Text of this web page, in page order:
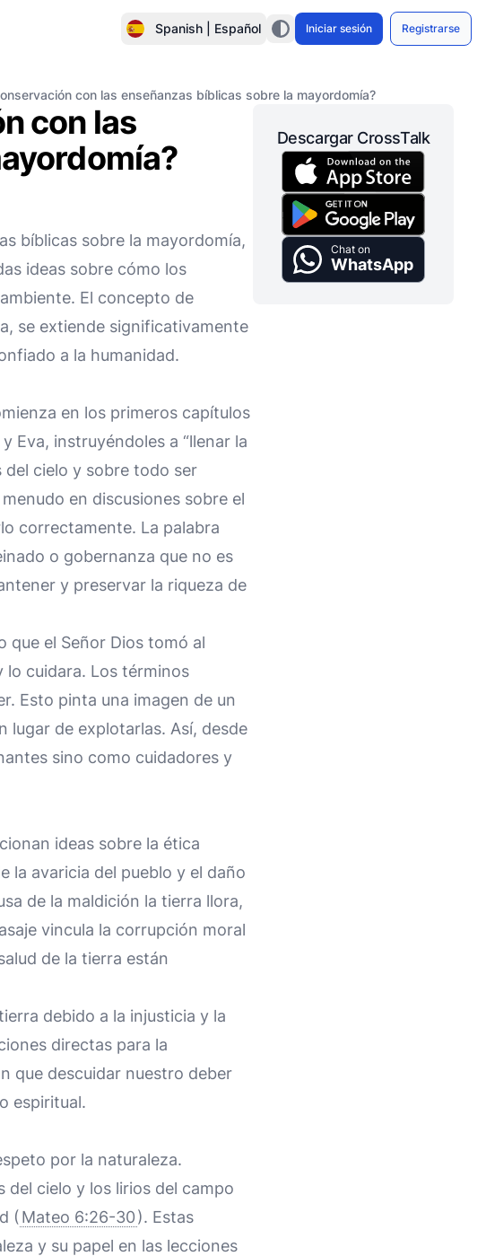
Spanish | Español Iniciar sesión Registrarse
con las enseñanzas bíblicas sobre la mayordomía?
con las
bíblicas sobre la mayordomía,
ideas sobre cómo los
El concepto de
se extiende significativamente
a la humanidad.
en los primeros capítulos
Eva, instruyéndoles a “llenar la
del cielo y sobre todo ser
en discusiones sobre el
correctamente. La palabra
o gobernanza que no es
y preservar la riqueza de
que el Señor Dios tomó al
lo cuidara. Los términos
Esto pinta una imagen de un
lugar de explotarlas. Así, desde
sino como cuidadores y
ideas sobre la ética
la avaricia del pueblo y el daño
de la maldición la tierra llora,
vincula la corrupción moral
de la tierra están
debido a la injusticia y la
directas para la
que descuidar nuestro deber
espiritual.
por la naturaleza.
del cielo y los lirios del campo
( Mateo 6:26-30). Estas
y su papel en las lecciones
Descargar CrossTalk
Chat on
WhatsApp